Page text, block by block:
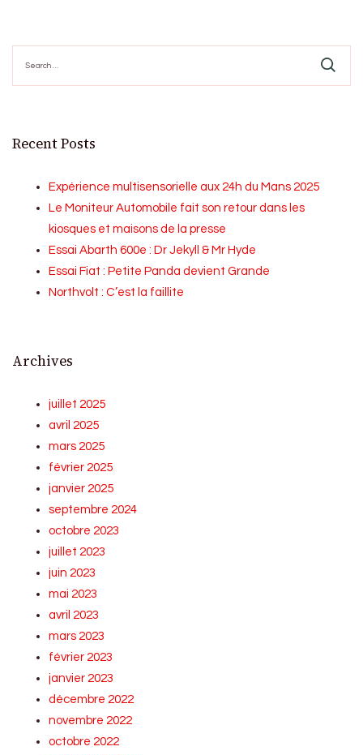
for:
Recent Posts
Expérience multisensorielle aux 24h du Mans 2025
Le Moniteur Automobile fait son retour dans les
kiosques et maisons de la presse
Essai Abarth 600e : Dr Jekyll & Mr Hyde
Essai Fiat : Petite Panda devient Grande
Northvolt : C’est la faillite
Archives
juillet 2025
avril 2025
mars 2025
février 2025
janvier 2025
septembre 2024
octobre 2023
juillet 2023
juin 2023
mai 2023
avril 2023
mars 2023
février 2023
janvier 2023
décembre 2022
novembre 2022
octobre 2022